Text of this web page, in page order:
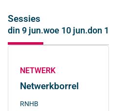
Sessies
din 9 jun.woe 10 jun.don 11 jun.
NETWERK
Netwerkborrel
RNHB